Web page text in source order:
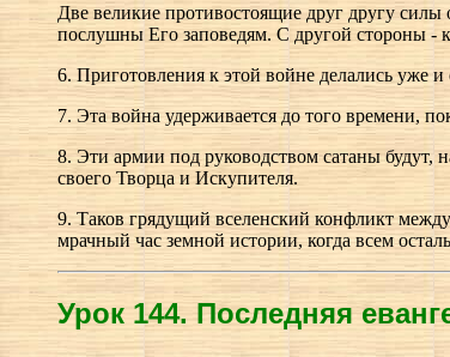
Две великие противостоящие друг другу
послушны Его заповедям. С другой стороны -
6. Приготовления к этой войне делались уже
7. Эта война удерживается до того времени,
8. Эти армии под руководством сатаны будут,
своего Творца и Искупителя.
9. Таков грядущий вселенский конфликт
мрачный час земной истории, когда всем
Урок 144. Последняя